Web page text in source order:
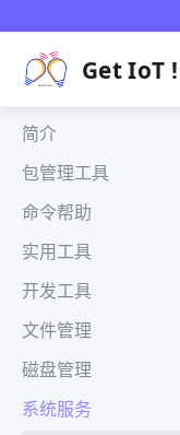
Get IoT !
简介
包管理工具
命令帮助
实用工具
开发工具
文件管理
磁盘管理
系统服务